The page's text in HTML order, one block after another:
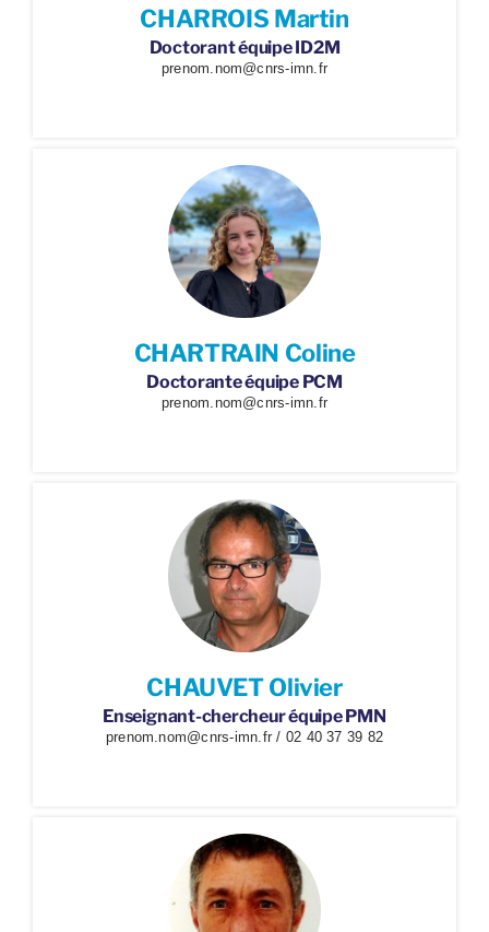
CHARROIS Martin
Doctorant équipe ID2M
prenom.nom@cnrs-imn.fr
CHARTRAIN Coline
Doctorante équipe PCM
prenom.nom@cnrs-imn.fr
CHAUVET Olivier
Enseignant-chercheur équipe PMN
prenom.nom@cnrs-imn.fr / 02 40 37 39 82